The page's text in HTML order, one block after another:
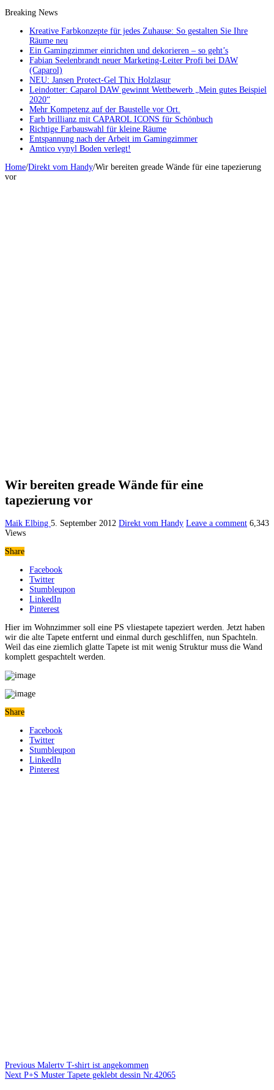
Breaking News
Kreative Farbkonzepte für jedes Zuhause: So gestalten Sie Ihre
Räume neu
Ein Gamingzimmer einrichten und dekorieren – so geht’s
Fabian Seelenbrandt neuer Marketing-Leiter Profi bei DAW
(Caparol)
NEU: Jansen Protect-Gel Thix Holzlasur
Leindotter: Caparol DAW gewinnt Wettbewerb „Mein gutes Beispiel
2020“
Mehr Kompetenz auf der Baustelle vor Ort.
Farb brillianz mit CAPAROL ICONS für Schönbuch
Richtige Farbauswahl für kleine Räume
Entspannung nach der Arbeit im Gamingzimmer
Amtico vynyl Boden verlegt!
Home/Direkt vom Handy/Wir bereiten greade Wände für eine tapezierung
vor
Wir bereiten greade Wände für eine
tapezierung vor
Maik Elbing 5. September 2012 Direkt vom Handy Leave a comment 6,343
Views
Share
Facebook
Twitter
Stumbleupon
LinkedIn
Pinterest
Hier im Wohnzimmer soll eine PS vliestapete tapeziert werden. Jetzt haben
wir die alte Tapete entfernt und einmal durch geschliffen, nun Spachteln.
Weil das eine ziemlich glatte Tapete ist mit wenig Struktur muss die Wand
komplett gespachtelt werden.
Share
Facebook
Twitter
Stumbleupon
LinkedIn
Pinterest
Previous Malertv T-shirt ist angekommen
Next P+S Muster Tapete geklebt dessin Nr.42065